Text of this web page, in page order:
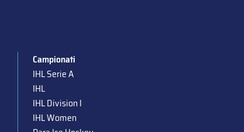
Campionati
IHL Serie A
IHL
IHL Division I
IHL Women